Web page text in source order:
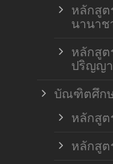
หลักสู
นานาช
หลักสูต
ปริญญ
บัณฑิตศึก
หลักสู
หลักสู